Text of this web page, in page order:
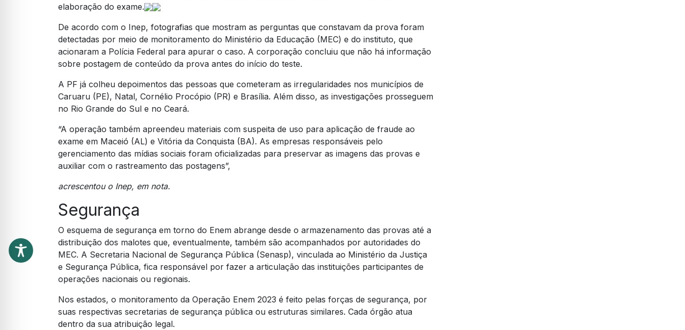
elaboração do exame.
De acordo com o Inep, fotografias que mostram as perguntas que constavam da prova foram
detectadas por meio de monitoramento do Ministério da Educação (MEC) e do instituto, que
acionaram a Polícia Federal para apurar o caso. A corporação concluiu que não há informação
sobre postagem de conteúdo da prova antes do início do teste.
A PF já colheu depoimentos das pessoas que cometeram as irregularidades nos municípios de
Caruaru (PE), Natal, Cornélio Procópio (PR) e Brasília. Além disso, as investigações prosseguem
no Rio Grande do Sul e no Ceará.
“A operação também apreendeu materiais com suspeita de uso para aplicação de fraude ao
exame em Maceió (AL) e Vitória da Conquista (BA). As empresas responsáveis pelo
gerenciamento das mídias sociais foram oficializadas para preservar as imagens das provas e
auxiliar com o rastreamento das postagens”,
acrescentou o Inep, em nota.
Segurança
O esquema de segurança em torno do Enem abrange desde o armazenamento das provas até a
distribuição dos malotes que, eventualmente, também são acompanhados por autoridades do
MEC. A Secretaria Nacional de Segurança Pública (Senasp), vinculada ao Ministério da Justiça
e Segurança Pública, fica responsável por fazer a articulação das instituições participantes de
operações nacionais ou regionais.
Nos estados, o monitoramento da Operação Enem 2023 é feito pelas forças de segurança, por
suas respectivas secretarias de segurança pública ou estruturas similares. Cada órgão atua
dentro da sua atribuição legal.